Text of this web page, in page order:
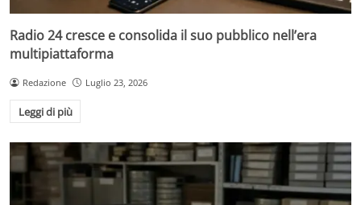
Radio 24 cresce e consolida il suo pubblico nell’era
multipiattaforma
Redazione Luglio 23, 2026
Leggi di più